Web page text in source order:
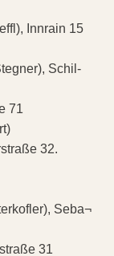
Innrain 15
Schil-
71
32.
Seba¬
31